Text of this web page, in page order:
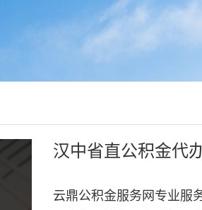
汉中省直公积金代
云鼎公积金服务网专业服